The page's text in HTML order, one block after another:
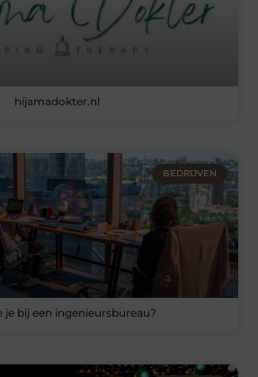
hijamadokter.nl
BEDRIJVEN
je bij een ingenieursbureau?